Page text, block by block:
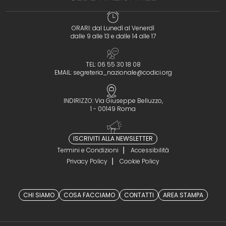
ORARI: dal Lunedì al Venerdì
dalle 9 alle 13 e dalle 14 alle 17
TEL: 06 55 30 18 08
EMAIL: segreteria_nazionale@codici.org
INDIRIZZO: Via Giuseppe Belluzzo,
1 - 00149 Roma
ISCRIVITI ALLA NEWSLETTER
Termini e Condizioni
Accessibilità
Privacy Policy
Cookie Policy
CHI SIAMO COSA FACCIAMO CONTATTI AREA STAMPA